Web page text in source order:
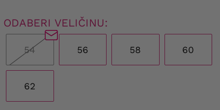
ODABERI VELIČINU:
54 56 58 60
62